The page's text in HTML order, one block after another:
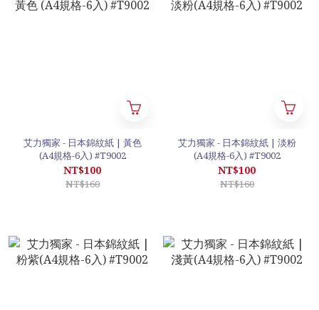
艾力獨家 - 日本錦紋紙 | 黃色
(A4規格-6入) #T9002
NT$100
NT$160
艾力獨家 - 日本錦紋紙 | 淡粉
(A4規格-6入) #T9002
NT$100
NT$160